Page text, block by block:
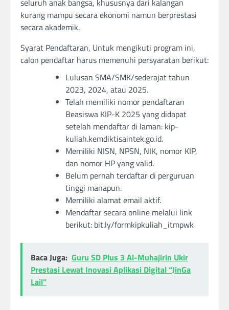
seluruh anak bangsa, khususnya dari kalangan
kurang mampu secara ekonomi namun berprestasi
secara akademik.
Syarat Pendaftaran, Untuk mengikuti program ini,
calon pendaftar harus memenuhi persyaratan berikut:
Lulusan SMA/SMK/sederajat tahun
2023, 2024, atau 2025.
Telah memiliki nomor pendaftaran
Beasiswa KIP-K 2025 yang didapat
setelah mendaftar di laman: kip-
kuliah.kemdiktisaintek.go.id.
Memiliki NISN, NPSN, NIK, nomor KIP,
dan nomor HP yang valid.
Belum pernah terdaftar di perguruan
tinggi manapun.
Memiliki alamat email aktif.
Mendaftar secara online melalui link
berikut: bit.ly/formkipkuliah_itmpwk
Baca Juga: Guru SD Plus 3 Al-Muhajirin Ukir
Prestasi Lewat Inovasi Aplikasi Digital “JinGa
Lail”